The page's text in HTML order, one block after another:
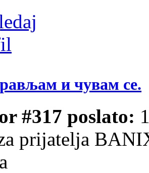
и чувам се.
#317 poslato:
prijatelja